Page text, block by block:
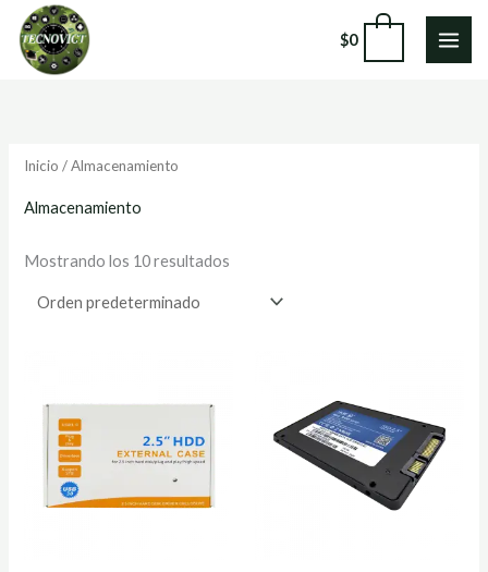
contenido
$0
Inicio / Almacenamiento
Almacenamiento
Mostrando los 10 resultados